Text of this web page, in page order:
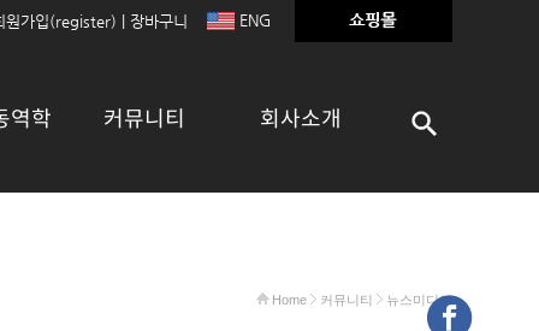
원가입(register) 장바구니 ENG
역학 커뮤니티 회사소개
Home 커뮤니티 뉴스미디어